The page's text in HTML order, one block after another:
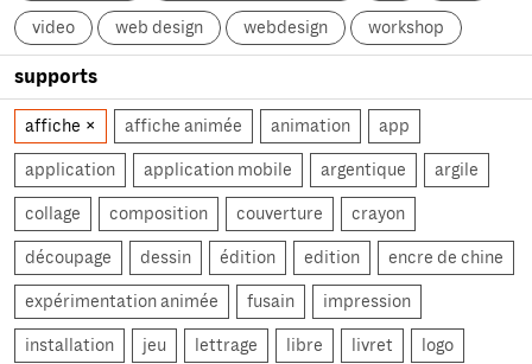
video web design webdesign workshop
supports
affiche affiche animée animation app
application application mobile argentique argile
collage composition couverture crayon
découpage dessin édition edition encre de chine
expérimentation animée fusain impression
installation jeu lettrage libre livret logo